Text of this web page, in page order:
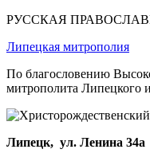
РУССКАЯ
Липецкая митрополия
По благословению
митрополита Липецкого
Липецк, ул. Ленина 34а